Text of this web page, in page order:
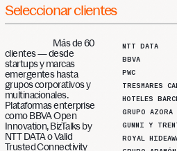
Seleccionarclientes
Más de 60
clientes — desde
startups y marcas
emergentes hasta
grupos corporativos y
multinacionales.
Plataformas enterprise
como BBVA Open
Innovation, BizTalks by
NTT DATA o Valid
Trusted Connectivity
NTT DATA
BBVA
PWC
TRESMARES
HOTELES
GRUPO AZORA
GUNNI Y
ROYAL